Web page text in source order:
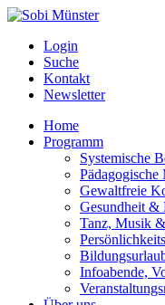
Login
Suche
Kontakt
Newsletter
Home
Programm
Systemische
Gewaltfreie
Gesundheit &
Tanz, Musik
Infoabende,